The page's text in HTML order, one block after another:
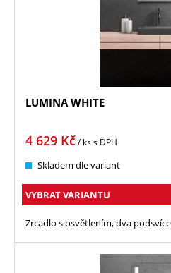
LUMINA WHITE
4 629 Kč/ kss DPH
Skladem dle variant
VYBRAT VARIANTU
Zrcadlo s osvětlením, dva